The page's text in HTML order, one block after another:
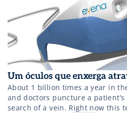
Um óculos que enxerga
About 1 billion times a year in
and doctors puncture a
search of a vein. Right now this